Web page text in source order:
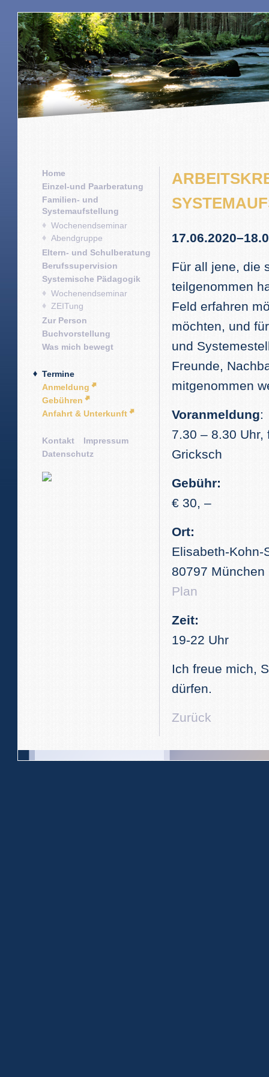
Home
Einzel-und Paarberatung
Familien- und
Systemaufstellung
Wochenendseminar
Abendgruppe
Eltern- und Schulberatung
Berufssupervision
Systemische Pädagogik
Wochenendseminar
ZEITung
Zur Person
Buchvorstellung
Was mich bewegt
Termine
Anmeldung
Gebühren
Anfahrt & Unterkunft
Kontakt
Impressum
Datenschutz
Für all jene, die
teilgenommen
Feld erfahren
möchten, und
und
Freunde,
mitgenommen
Voranmeldung:
7.30 – 8.30
Gricksch
Gebühr:
€ 30, –
Ort:
Elisabeth-Kohn-
80797 München
Plan
Zeit:
19-22 Uhr
Ich freue mich,
dürfen.
Zurück